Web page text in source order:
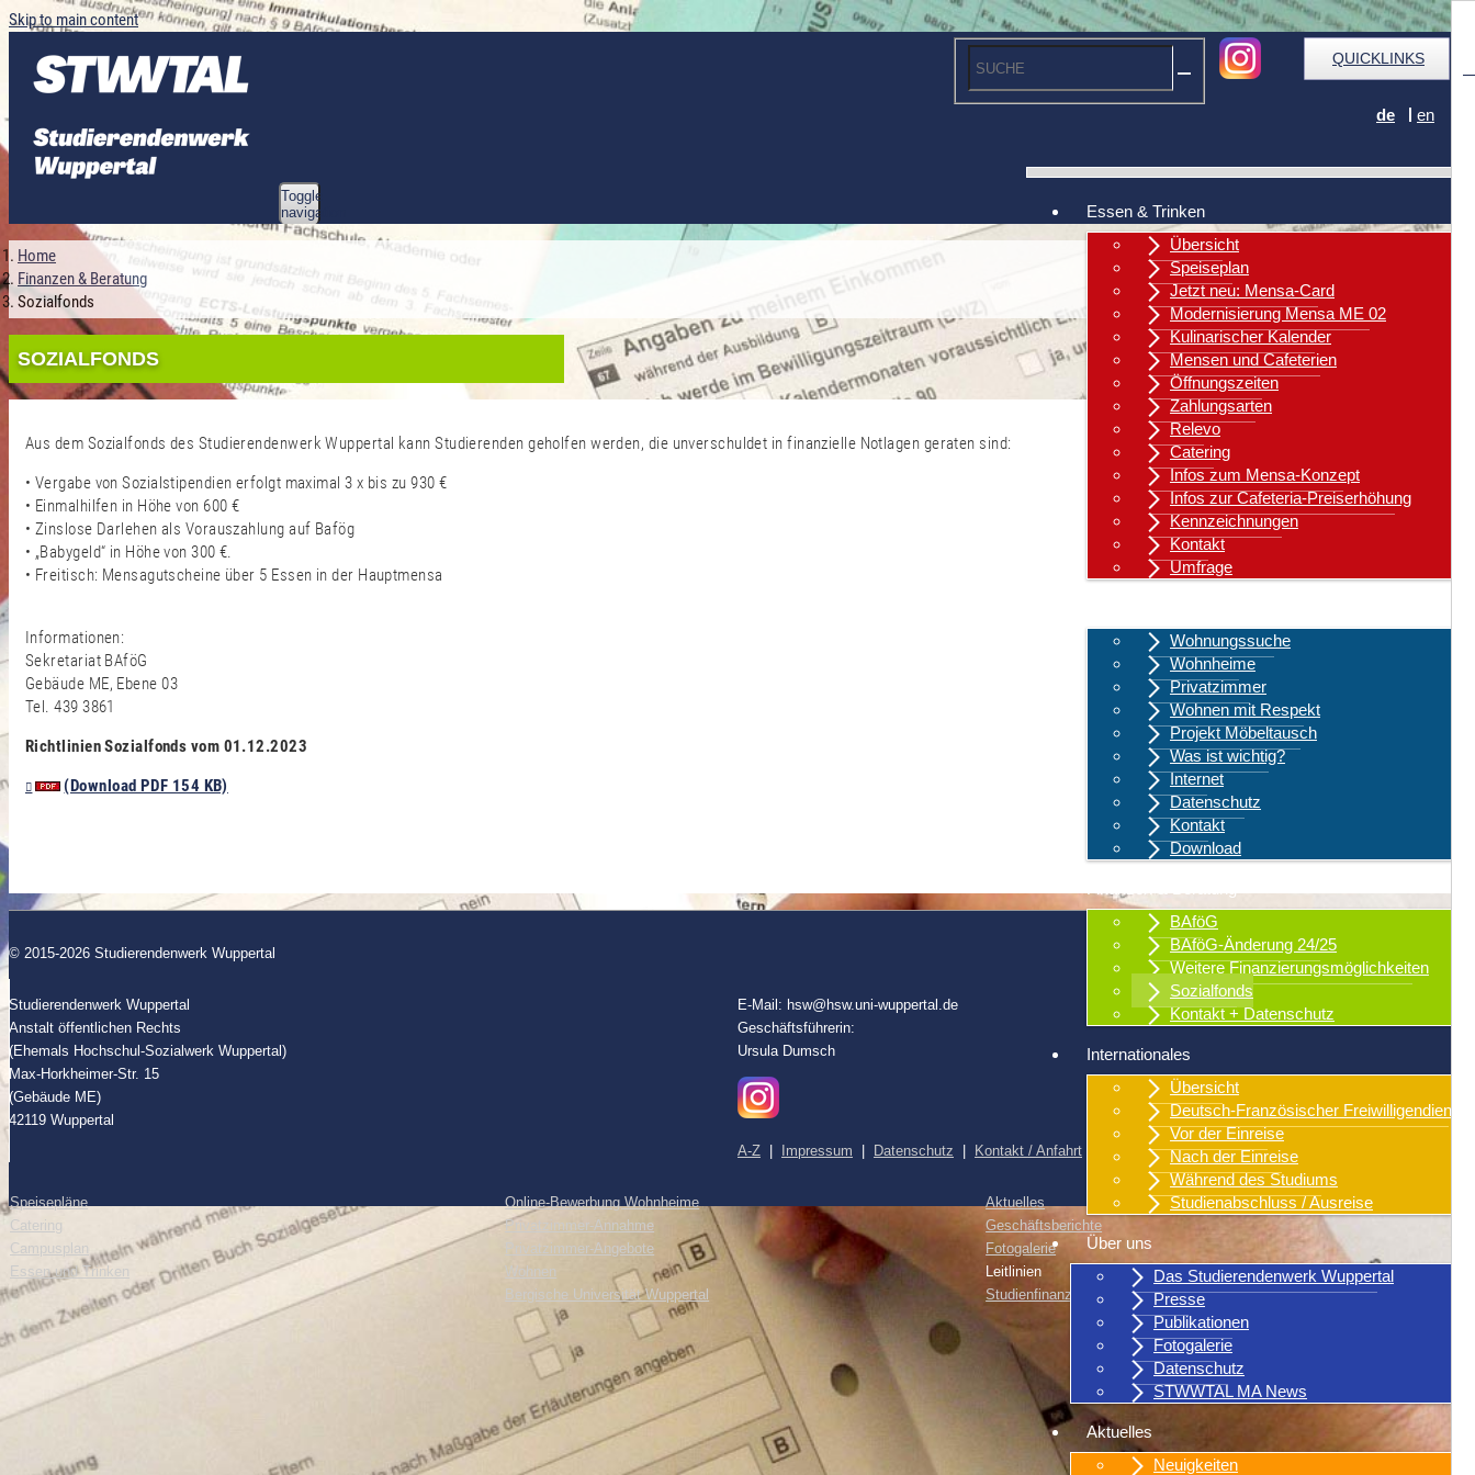
Skip to main content
Toggle
navigation
Essen & Trinken
Übersicht
Speiseplan
Jetzt neu: Mensa-Card
Modernisierung Mensa ME 02
Kulinarischer Kalender
Mensen und Cafeterien
Öffnungszeiten
Zahlungsarten
Relevo
Catering
Infos zum Mensa-Konzept
Infos zur Cafeteria-Preiserhöhung
Kennzeichnungen
Kontakt
Umfrage
Wohnungssuche
Wohnheime
Privatzimmer
Wohnen mit Respekt
Projekt Möbeltausch
Was ist wichtig?
Internet
Datenschutz
Kontakt
Download
BAföG
BAföG-Änderung 24/25
Weitere Finanzierungsmöglichkeiten
Sozialfonds
Kontakt + Datenschutz
Internationales
Übersicht
Deutsch-Französischer Freiwilligendienst
Vor der Einreise
Nach der Einreise
Während des Studiums
Studienabschluss / Ausreise
Über uns
Das Studierendenwerk Wuppertal
Presse
Publikationen
Fotogalerie
Datenschutz
STWWTAL MA News
Aktuelles
Neuigkeiten
QUICKLINKS
de en
Home
Finanzen & Beratung
Sozialfonds
SOZIALFONDS
Aus dem Sozialfonds des Studierendenwerk Wuppertal kann Studierenden geholfen werden, die unverschuldet in finanzielle Notlagen geraten sind:
• Vergabe von Sozialstipendien erfolgt maximal 3 x bis zu 930 €
• Einmalhilfen in Höhe von 600 €
• Zinslose Darlehen als Vorauszahlung auf Bafög
• „Babygeld“ in Höhe von 300 €.
• Freitisch: Mensagutscheine über 5 Essen in der Hauptmensa
Informationen:
Sekretariat BAföG
Gebäude ME, Ebene 03
Tel. 439 3861
Richtlinien Sozialfonds vom 01.12.2023
(Download PDF 154 KB)
© 2015-2026 Studierendenwerk Wuppertal
Studierendenwerk Wuppertal
Anstalt öffentlichen Rechts
(Ehemals Hochschul-Sozialwerk Wuppertal)
Max-Horkheimer-Str. 15
(Gebäude ME)
42119 Wuppertal
E-Mail: hsw@hsw.uni-wuppertal.de
Geschäftsführerin:
Ursula Dumsch
A-Z Impressum Datenschutz Kontakt / Anfahrt Sitemap|Stadtplan
Speisepläne
Catering
Campusplan
Essen und Trinken
Aktuelles
Geschäftsberichte
Fotogalerie
Leitlinien
Studienfinanzierung
Online-Bewerbung Wohnheime
Privatzimmer-Annahme
Privatzimmer-Angebote
Wohnen
Bergische Universität Wuppertal